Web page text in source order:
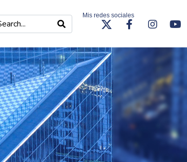
Mis redes sociales